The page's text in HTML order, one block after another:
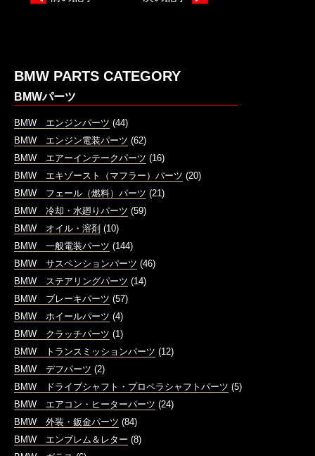
BMW PARTS CATEGORY
BMWパーツ
BMW エンジンパーツ (44)
BMW エンジン電装パーツ (62)
BMW エアーインテークパーツ (16)
BMW エキゾースト（マフラー）パーツ (20)
BMW フェール（燃料）パーツ (21)
BMW 冷却・水廻りパーツ (59)
BMW オイル・溶剤 (10)
BMW 一般電装パーツ (144)
BMW サスペンションパーツ (46)
BMW ステアリングパーツ (14)
BMW ブレーキパーツ (57)
BMW ホイールパーツ (4)
BMW クラッチパーツ (1)
BMW トランスミッションパーツ (12)
BMW デフパーツ (2)
BMW ドライブシャフト・プロペラシャフトパーツ (5)
BMW エアコン・ヒーターパーツ (24)
BMW 外装・鈑金パーツ (84)
BMW エンブレム＆レター (8)